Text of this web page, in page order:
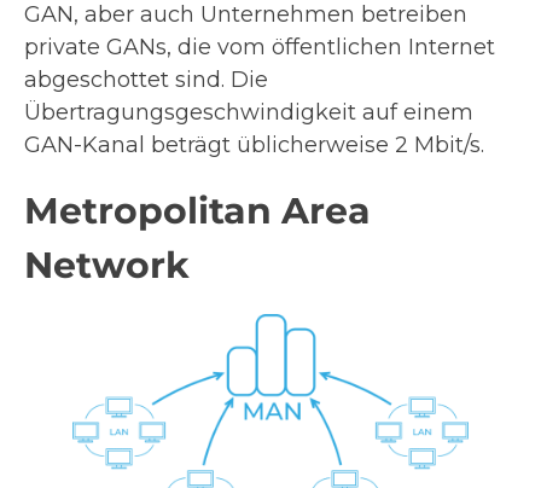
GAN, aber auch Unternehmen betreiben
private GANs, die vom öffentlichen Internet
abgeschottet sind. Die
Übertragungsgeschwindigkeit auf einem
GAN-Kanal beträgt üblicherweise 2 Mbit/s.
Metropolitan Area
Network